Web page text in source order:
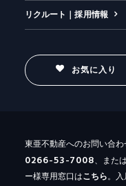
リクルート｜採用情報
お気に入り
東亜不動産へのお問い合わ
0266-53-7008、または
ー様専用窓口はこちら。入